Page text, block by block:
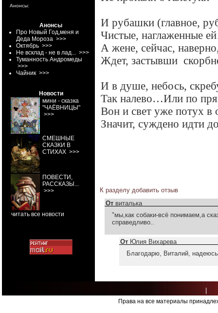
Анонсы:
Анонсы
Про Новый Год,меня и
Деда Мороза >>>
Октябрь >>>
Не всклад - не в лад... >>>
Туманность Андромеды
>>>
Чайник >>>
Новости
мини - сказка
"ЧАЁВНИЦЫ"
>>>
СМЕШНЫЕ
СКАЗКИ В
СТИХАХ >>>
ПОВЕСТИ,
РАССКАЗЫ...
>>>
читать все новости
И рубашки (главное,
Чистые, наглаженные
А жене, сейчас,
Ждет, застывши
И в душе, небось,
Так налево…Или по
Вон и свет уже потух
Значит, суждено идти
К разделу добавить отзыв
От виталька
"мы,как собаки-всё понимаем,а
справедливо..
От Юлия Вихарева
Благодарю, Виталий,
Права на все материалы